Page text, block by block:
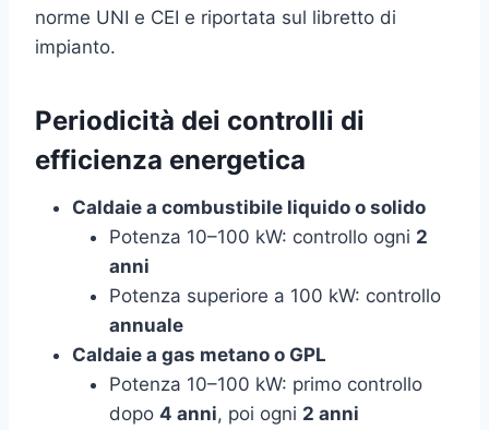
norme UNI e CEI e riportata sul libretto di
impianto.
Periodicità dei controlli di
efficienza energetica
Caldaie a combustibile liquido o solido
Potenza 10–100 kW: controllo ogni 2
anni
Potenza superiore a 100 kW: controllo
annuale
Caldaie a gas metano o GPL
Potenza 10–100 kW: primo controllo
dopo 4 anni, poi ogni 2 anni